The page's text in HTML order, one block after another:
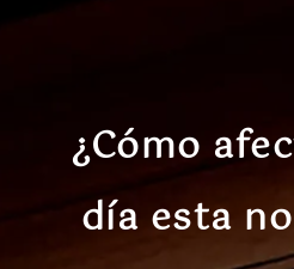
¿Cómo
día esta